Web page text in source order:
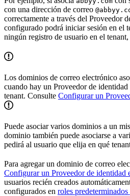
con una dirección de correo
correctamente a través del Proveedor
configurado podrá iniciar sesión en el
ningún registro de usuario en el
Los dominios de correo electrónico
cuando hay un Proveedor de
tenant. Consulte Configurar un
Puede asociar varios dominios a un
dominio también puede asociarse a
pedirá al usuario que elija en qué
Para agregar un dominio de correo
Configurar un Proveedor de identidad
usuarios recién creados
configurados en roles